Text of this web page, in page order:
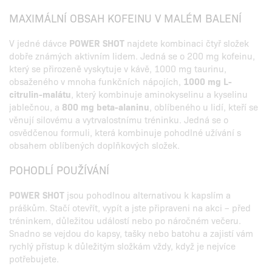
MAXIMÁLNÍ OBSAH KOFEINU V MALÉM BALENÍ
V jedné dávce POWER SHOT najdete kombinaci čtyř složek
dobře známých aktivním lidem. Jedná se o 200 mg kofeinu,
který se přirozeně vyskytuje v kávě, 1000 mg taurinu,
obsaženého v mnoha funkčních nápojích, 1000 mg L-
citrulin-malátu, který kombinuje aminokyselinu a kyselinu
jablečnou, a 800 mg beta-alaninu, oblíbeného u lidí, kteří se
věnují silovému a vytrvalostnímu tréninku. Jedná se o
osvědčenou formuli, která kombinuje pohodlné užívání s
obsahem oblíbených doplňkových složek.
POHODLÍ POUŽÍVÁNÍ
POWER SHOT jsou pohodlnou alternativou k kapslím a
práškům. Stačí otevřít, vypít a jste připraveni na akci – před
tréninkem, důležitou událostí nebo po náročném večeru.
Snadno se vejdou do kapsy, tašky nebo batohu a zajistí vám
rychlý přístup k důležitým složkám vždy, když je nejvíce
potřebujete.